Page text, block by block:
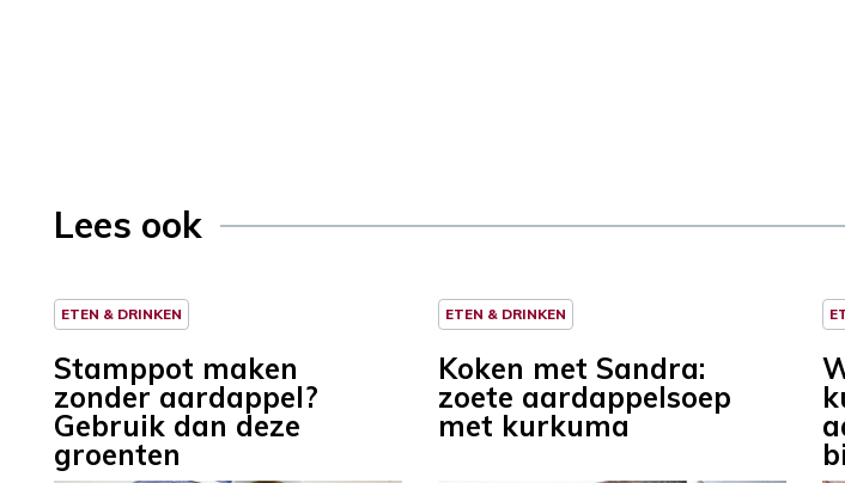
Lees ook
ETEN & DRINKEN
Stamppot maken
zonder aardappel?
Gebruik dan deze
groenten
ETEN & DRINKEN
Koken met Sandra:
zoete aardappelsoep
met kurkuma